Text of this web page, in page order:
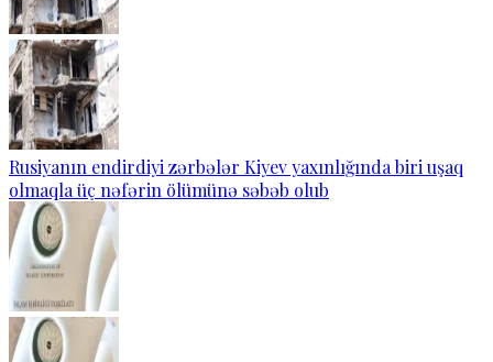
Rusiyanın endirdiyi zərbələr Kiyev yaxınlığında biri uşaq
olmaqla üç nəfərin ölümünə səbəb olub